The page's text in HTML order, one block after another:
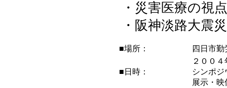
・災害医療の視
・阪神淡路大震
■場所： 四日市
■日時：
２００
シンポ
展示・